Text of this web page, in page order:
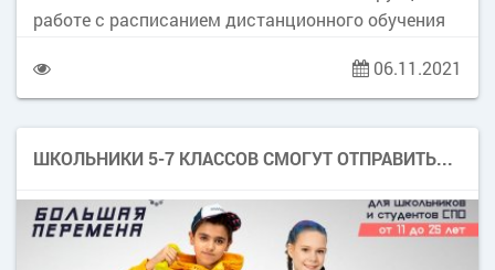
«Большая перемена» реализуется в рамках
работе с расписанием дистанционного обучения
с ZOOM (программа для участия в онлайн-
конференциях – дистанционных уроках)
06.11.2021
ШКОЛЬНИКИ 5-7 КЛАССОВ СМОГУТ ОТПРАВИТЬСЯ В ПУТЕШЕСТВИЕ ПО РОССИИ И ОТДОХНУТЬ В «АРТЕКЕ»